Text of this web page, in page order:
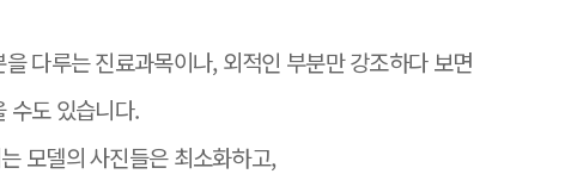
다루는 진료과목이나, 외적인 부분만 강조하다 보면
수도 있습니다.
모델의 사진들은 최소화하고,